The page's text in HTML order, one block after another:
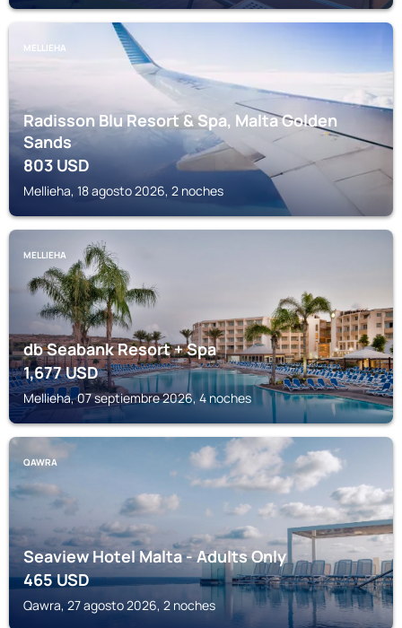
MELLIEHA
Radisson Blu Resort & Spa, Malta Golden
Sands
803USD
Mellieha, 18 agosto 2026, 2 noches
MELLIEHA
db Seabank Resort + Spa
1,677USD
Mellieha, 07 septiembre 2026, 4 noches
QAWRA
Seaview Hotel Malta - Adults Only
465USD
Qawra, 27 agosto 2026, 2 noches